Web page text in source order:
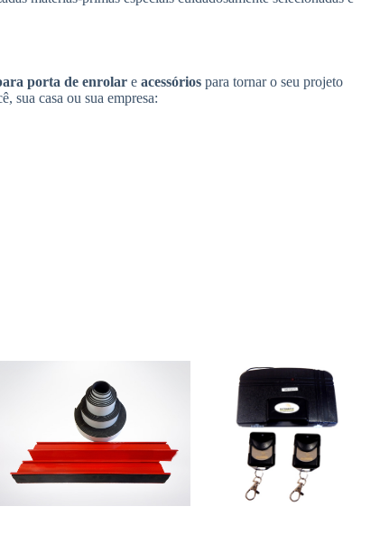
porta de enrolar e acessórios para tornar o seu projeto
sua casa ou sua empresa: